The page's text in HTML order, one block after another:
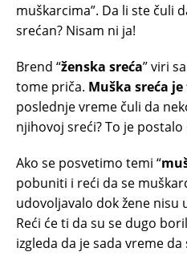
muškarcima”. Da li ste čuli
srećan? Nisam ni ja!
Brend “ženska sreća” viri
tome priča. Muška sreća
poslednje vreme čuli da
njihovoj sreći? To je
Ako se posvetimo temi “
pobuniti i reći da se
udovoljavalo dok žene nisu
Reći će ti da su se dugo
izgleda da je sada vreme